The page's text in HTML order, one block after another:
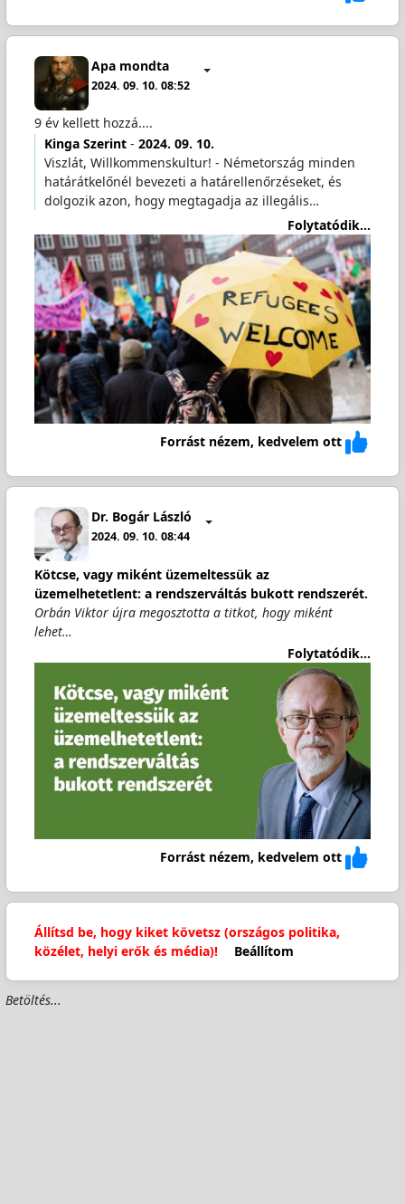
Apa mondta
2024. 09. 10. 08:52
9 év kellett hozzá....
Kinga Szerint- 2024. 09. 10.
Viszlát, Willkommenskultur! - Németország minden
határátkelőnél bevezeti a határellenőrzéseket, és
dolgozik azon, hogy megtagadja az illegális…
Folytatódik...
Forrást nézem, kedvelem ott
Dr. Bogár László
2024. 09. 10. 08:44
Kötcse, vagy miként üzemeltessük az
üzemelhetetlent: a rendszerváltás bukott rendszerét.
Orbán Viktor újra megosztotta a titkot, hogy miként
lehet…
Folytatódik...
Forrást nézem, kedvelem ott
Állítsd be, hogy kiket követsz (országos politika,
közélet, helyi erők és média)!
Beállítom
Betöltés...